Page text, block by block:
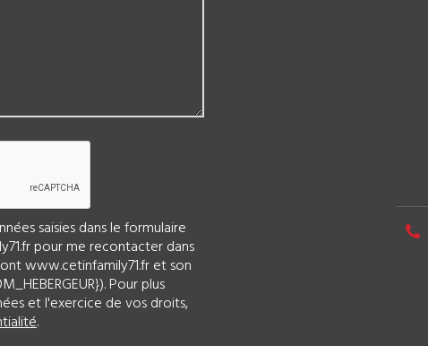
saisies dans le formulaire
pour me recontacter dans
www.cetinfamily71.fr et son
Pour plus
et l'exercice de vos droits,
.